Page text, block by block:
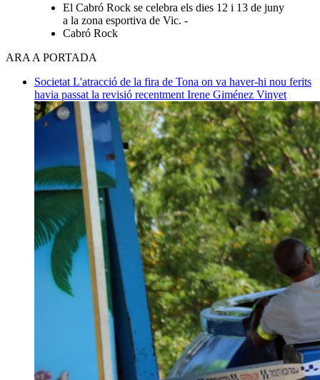
El Cabró Rock se celebra els dies 12 i 13 de juny
a la zona esportiva de Vic. -
Cabró Rock
ARA A PORTADA
Societat L'atracció de la fira de Tona on va haver-hi nou ferits
havia passat la revisió recentment Irene Giménez Vinyet